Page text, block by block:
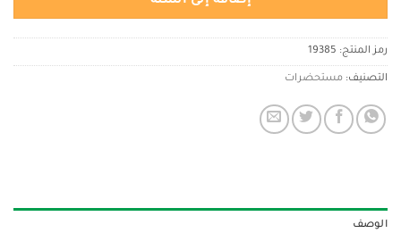
رمز المنتج: 19385
التصنيف: مستحضرات
الوصف